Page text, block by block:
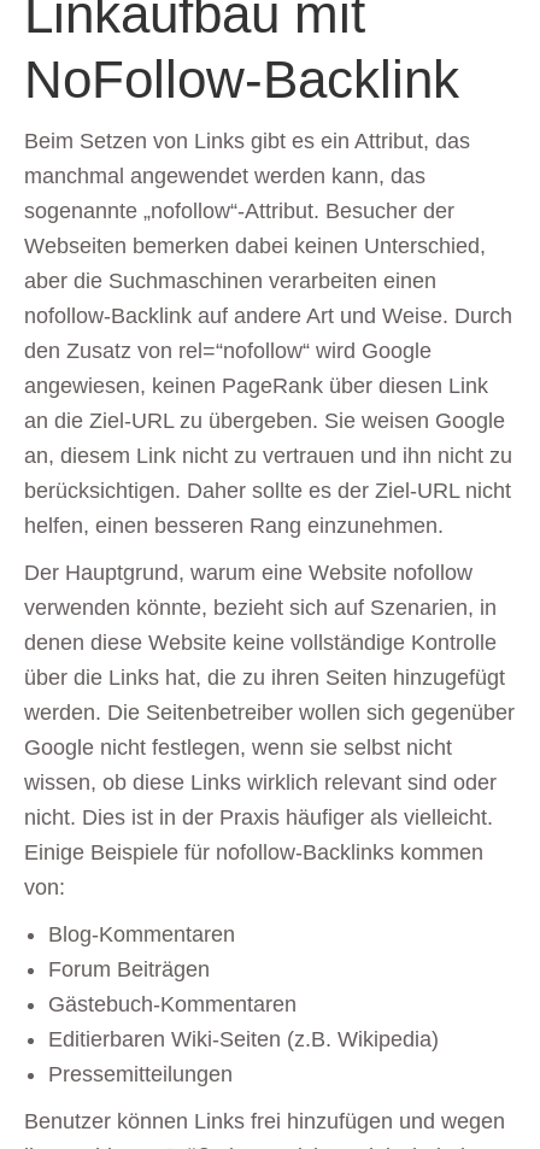
Linkaufbau mit
NoFollow-Backlink
Beim Setzen von Links gibt es ein Attribut, das
manchmal angewendet werden kann, das
sogenannte „nofollow“-Attribut. Besucher der
Webseiten bemerken dabei keinen Unterschied,
aber die Suchmaschinen verarbeiten einen
nofollow-Backlink auf andere Art und Weise. Durch
den Zusatz von rel=“nofollow“ wird Google
angewiesen, keinen PageRank über diesen Link
an die Ziel-URL zu übergeben. Sie weisen Google
an, diesem Link nicht zu vertrauen und ihn nicht zu
berücksichtigen. Daher sollte es der Ziel-URL nicht
helfen, einen besseren Rang einzunehmen.
Der Hauptgrund, warum eine Website nofollow
verwenden könnte, bezieht sich auf Szenarien, in
denen diese Website keine vollständige Kontrolle
über die Links hat, die zu ihren Seiten hinzugefügt
werden. Die Seitenbetreiber wollen sich gegenüber
Google nicht festlegen, wenn sie selbst nicht
wissen, ob diese Links wirklich relevant sind oder
nicht. Dies ist in der Praxis häufiger als vielleicht.
Einige Beispiele für nofollow-Backlinks kommen
von:
Blog-Kommentaren
Forum Beiträgen
Gästebuch-Kommentaren
Editierbaren Wiki-Seiten (z.B. Wikipedia)
Pressemitteilungen
Benutzer können Links frei hinzufügen und wegen